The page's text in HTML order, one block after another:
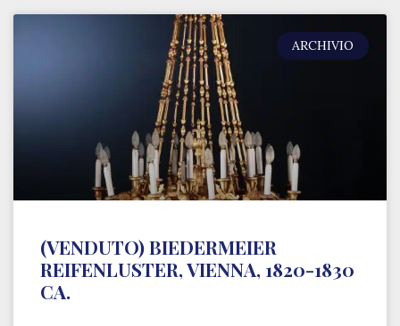
ARCHIVIO
(VENDUTO) BIEDERMEIER
REIFENLUSTER, VIENNA, 1820-1830
CA.